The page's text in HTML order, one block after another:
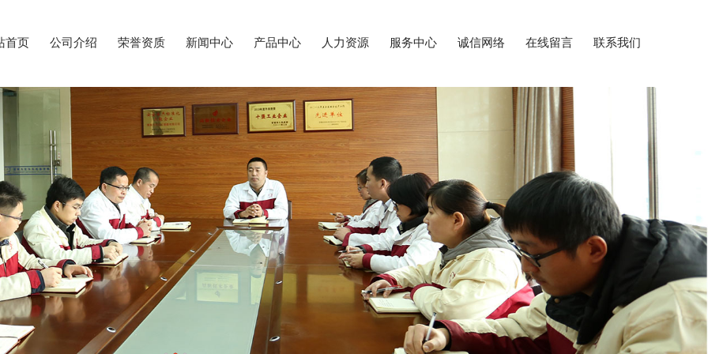
首页 公司介绍 荣誉资质 新闻中心 产品中心 人力资源 服务中心 诚信网络 在线留言 联系我们